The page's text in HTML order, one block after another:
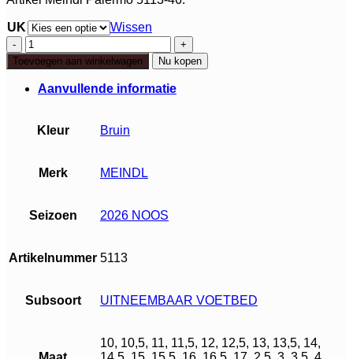
UK
Wissen
Meindl
Palermo
GTX
aantal
Toevoegen aan winkelwagen Nu kopen
Aanvullende informatie
Kleur Bruin
Merk MEINDL
Seizoen 2026 NOOS
Artikelnummer 5113
Subsoort UITNEEMBAAR VOETBED
10, 10,5, 11, 11,5, 12, 12,5, 13, 13,5, 14,